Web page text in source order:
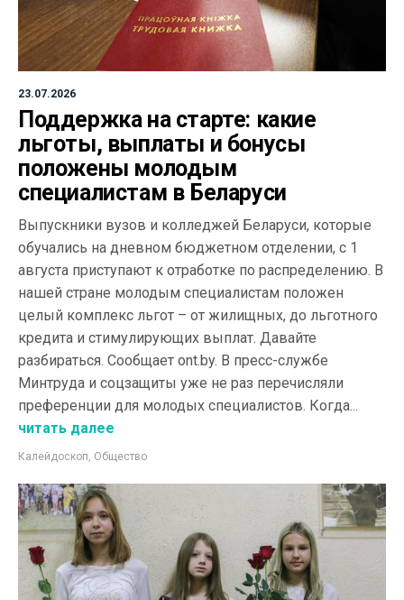
23.07.2026
Поддержка на старте: какие
льготы, выплаты и бонусы
положены молодым
специалистам в Беларуси
Выпускники вузов и колледжей Беларуси, которые
обучались на дневном бюджетном отделении, с 1
августа приступают к отработке по распределению. В
нашей стране молодым специалистам положен
целый комплекс льгот – от жилищных, до льготного
кредита и стимулирующих выплат. Давайте
разбираться. Сообщает ont.by. В пресс-службе
Минтруда и соцзащиты уже не раз перечисляли
преференции для молодых специалистов. Когда...
читать далее
Калейдоскоп, Общество